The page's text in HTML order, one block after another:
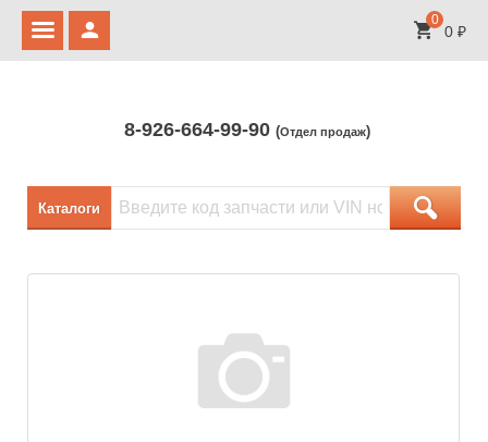
0
0 ₽
8-926-664-99-90 (Отдел продаж)
Каталоги